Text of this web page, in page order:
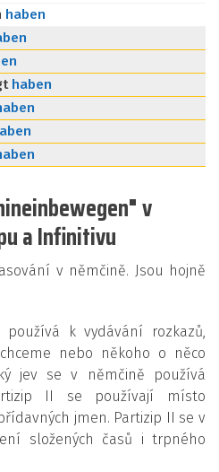
haben
haben
v
a Infinitivu
v němčině. Jsou hojně
k vydávání rozkazů,
nebo někoho o něco
jev se v němčině používá
II se používají místo
jmen. Partizip II se v
složených časů i trpného